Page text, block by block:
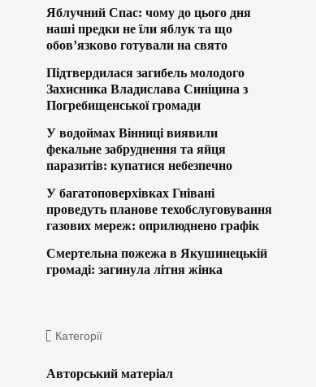
Яблучний Спас: чому до цього дня
наші предки не їли яблук та що
обов’язково готували на свято
Підтвердилася загибель молодого
Захисника Владислава Синіцина з
Погребищенської громади
У водоймах Вінниці виявили
фекальне забруднення та яйця
паразитів: купатися небезпечно
У багатоповерхівках Гнівані
проведуть планове техобслуговування
газових мереж: оприлюднено графік
Смертельна пожежа в Якушинецькій
громаді: загинула літня жінка
Категорії
Авторський матеріал